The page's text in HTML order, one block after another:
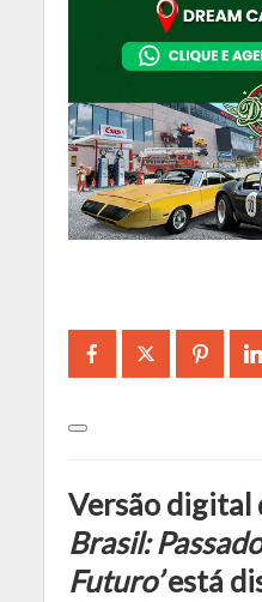
Versão digital
Brasil:
Futuro’está